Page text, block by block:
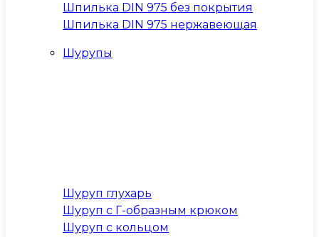
Шпилька DIN 975 без покрытия
Шпилька DIN 975 нержавеющая
Шурупы
Шуруп глухарь
Шуруп с Г-образным крюком
Шуруп с кольцом